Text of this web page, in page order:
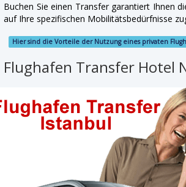
Buchen Sie einen Transfer garantiert Ihnen
auf Ihre spezifischen Mobilitätsbedürfnisse
Hier sind die Vorteile der Nutzung eines privaten
Flughafen Transfer Hotel